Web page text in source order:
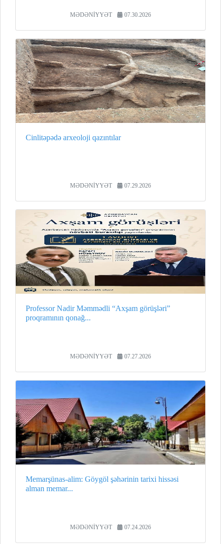
MƏDƏNİYYƏT 07.30.2026
Cinlitəpədə arxeoloji qazıntılar
MƏDƏNİYYƏT 07.29.2026
Professor Nadir Məmmədli “Axşam görüşləri”
proqramının qonağ...
MƏDƏNİYYƏT 07.27.2026
Memarşünas-alim: Göygöl şəhərinin tarixi hissəsi
alman memar...
MƏDƏNİYYƏT 07.24.2026